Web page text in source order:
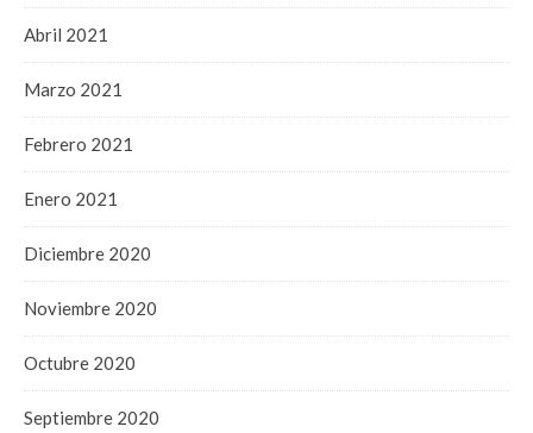
Abril 2021
Marzo 2021
Febrero 2021
Enero 2021
Diciembre 2020
Noviembre 2020
Octubre 2020
Septiembre 2020